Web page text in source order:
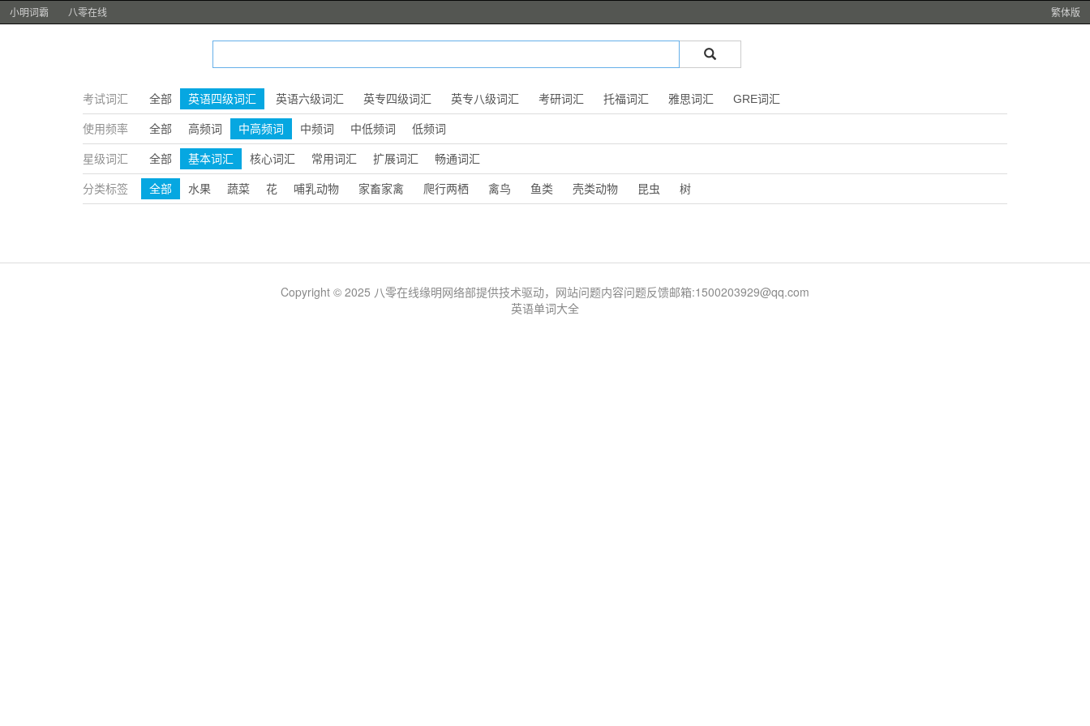
小明词霸 八零在线 繁体版
考试词汇 全部 英语四级词汇 英语六级词汇 英专四级词汇 英专八级词汇 考研词汇 托福词汇 雅思词汇 GRE词汇
使用频率 全部 高频词 中高频词 中频词 中低频词 低频词
星级词汇 全部 基本词汇 核心词汇 常用词汇 扩展词汇 畅通词汇
分类标签 全部 水果 蔬菜 花 哺乳动物 家畜家禽 爬行两栖 禽鸟 鱼类 壳类动物 昆虫 树
Copyright © 2025 八零在线缘明网络部提供技术驱动，网站问题内容问题反馈邮箱:1500203929@qq.com
英语单词大全